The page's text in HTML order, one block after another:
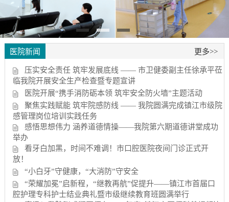
医院新闻 更多>>
压实安全责任 筑牢发展底线 —— 市卫健委副主任徐承平莅
临我院开展安全生产检查暨专题宣讲
医院开展“携手消防砺本领 筑牢安全防火墙”主题活动
聚焦实践赋能 筑牢院感防线 —— 我院圆满完成镇江市级院
感管理岗位培训实践任务
感悟思想伟力 涵养道德情操——我院第六期道德讲堂成功
举办
看牙白加黑，时间不难调！市口腔医院夜间门诊正式开
放！
“小白牙”守健康，“大消防”守安全
“荣耀加冕”启新程，“继教再航”促提升——镇江市首届口
腔护理专科护士结业典礼暨市级继续教育班圆满举行